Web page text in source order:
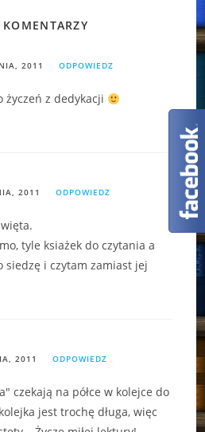
2011 ODPOWIEDZ
życzeń z dedykacji
2011 ODPOWIEDZ
tyle ksiażek do czytania a
siedzę i czytam zamiast jej
2011 ODPOWIEDZ
czekają na półce w kolejce do
jest trochę długa, więc